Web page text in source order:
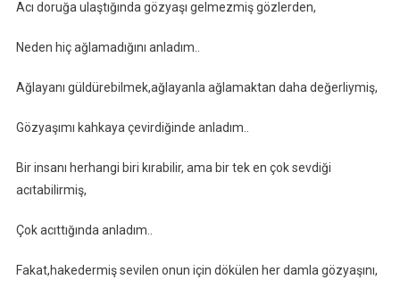
Acı doruğa ulaştığında gözyaşı gelmezmiş gözlerden,
Neden hiç ağlamadığını anladım..
Ağlayanı güldürebilmek,ağlayanla ağlamaktan daha değerliymiş,
Gözyaşımı kahkaya çevirdiğinde anladım..
Bir insanı herhangi biri kırabilir, ama bir tek en çok sevdiği
acıtabilirmiş,
Çok acıttığında anladım..
Fakat,hakedermiş sevilen onun için dökülen her damla gözyaşını,